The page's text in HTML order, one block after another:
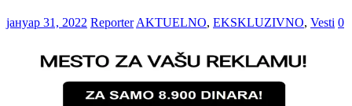
јануар 31, 2022 Reporter AKTUELNO, EKSKLUZIVNO, Vesti 0